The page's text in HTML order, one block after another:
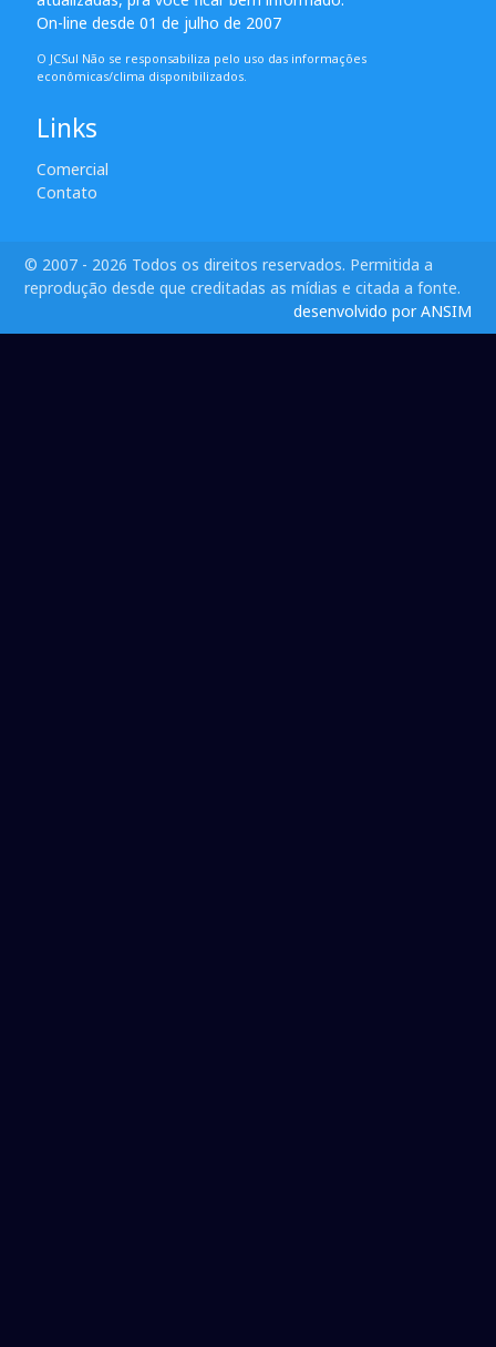
On-line desde 01 de julho de 2007
O JCSul Não se responsabiliza pelo uso das informações
econômicas/clima disponibilizados.
Links
Comercial
Contato
© 2007 - 2026 Todos os direitos reservados. Permitida a
reprodução desde que creditadas as mídias e citada a fonte.
desenvolvido por ANSIM